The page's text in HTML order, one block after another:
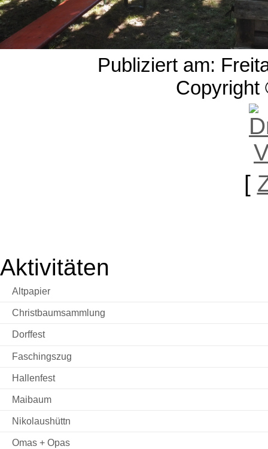
Publiziert am:
Copyright
[
Aktivitäten
Altpapier
Christbaumsammlung
Dorffest
Faschingszug
Hallenfest
Maibaum
Nikolaushüttn
Omas + Opas